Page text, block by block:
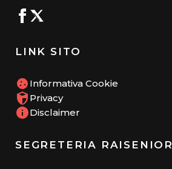
LINK SITO
Informativa Cookie
Privacy
Disclaimer
SEGRETERIA RAISENIOR